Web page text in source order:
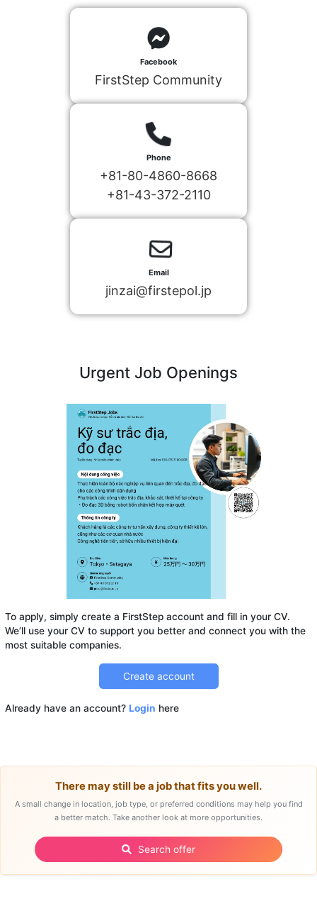
Facebook
FirstStep Community
Phone
+81-80-4860-8668
+81-43-372-2110
Email
jinzai@firstepol.jp
Urgent Job Openings
To apply, simply create a FirstStep account and fill in your CV.
We’ll use your CV to support you better and connect you with the
Create account
Already have an account? Login here
There may still be a job that fits you well.
A small change in location, job type, or preferred conditions may help you find
a better match. Take another look at more opportunities.
Search offer